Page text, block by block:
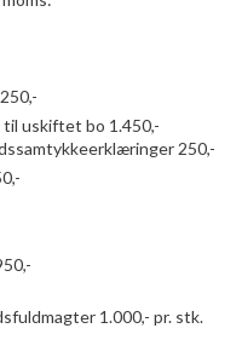
uskiftet bo 1.450,-
250,-
1.000,- pr. stk.